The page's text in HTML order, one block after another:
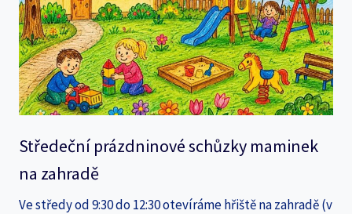
Středeční prázdninové schůzky maminek
na zahradě
Ve středy od 9:30 do 12:30 otevíráme hřiště na zahradě (v